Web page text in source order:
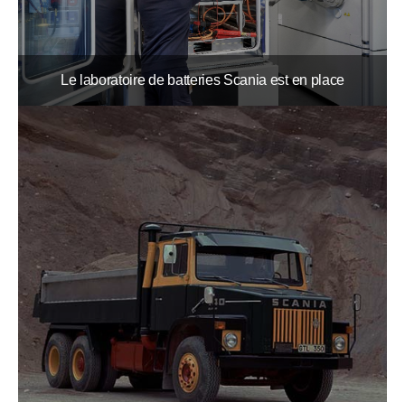
Le laboratoire de batteries Scania est en place